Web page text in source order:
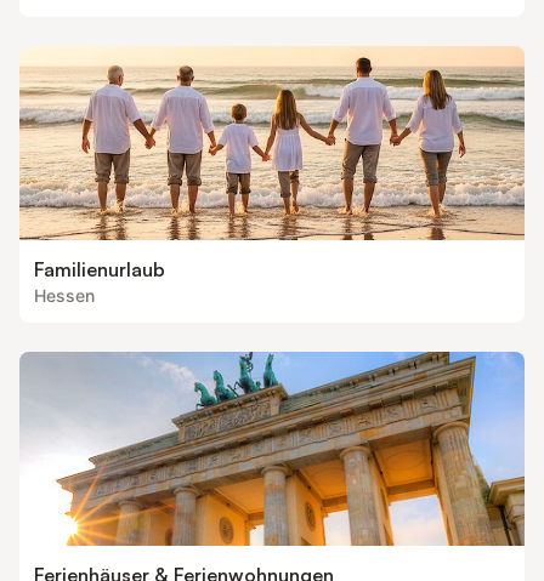
Familienurlaub
Hessen
Ferienhäuser & Ferienwohnungen